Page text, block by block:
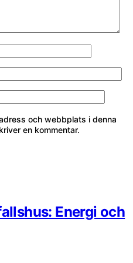
och webbplats i denna
en kommentar.
Energi och